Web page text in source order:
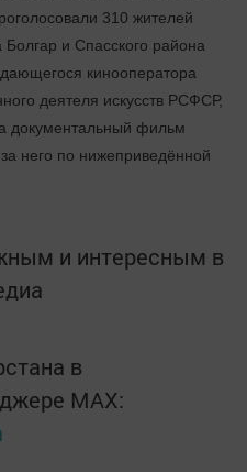
310 жителей
и Спасского района
кинооператора
деятеля искусств РСФСР,
документальный фильм
него по нижеприведённой
и интересным в
в
MАХ: